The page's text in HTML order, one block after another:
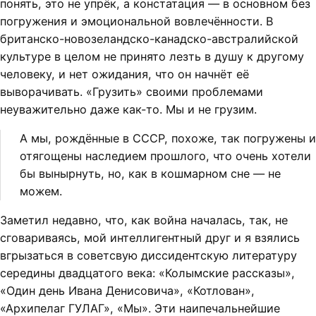
понять, это не упрёк, а констатация — в основном без
погружения и эмоциональной вовлечённости. В
британско-новозеландско-канадско-австралийской
культуре в целом не принято лезть в душу к другому
человеку, и нет ожидания, что он начнёт её
выворачивать. «Грузить» своими проблемами
неуважительно даже как-то. Мы и не грузим.
А мы, рождённые в СССР, похоже, так погружены и
отягощены наследием прошлого, что очень хотели
бы вынырнуть, но, как в кошмарном сне — не
можем.
Заметил недавно, что, как война началась, так, не
сговариваясь, мой интеллигентный друг и я взялись
вгрызаться в советсвую диссидентскую литературу
середины двадцатого века: «Колымские рассказы»,
«Один день Ивана Денисовича», «Котлован»,
«Архипелаг ГУЛАГ», «Мы». Эти наипечальнейшие